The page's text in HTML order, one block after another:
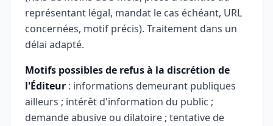
représentant légal, mandat le cas échéant, URL
concernées, motif précis). Traitement dans un
délai adapté.
Motifs possibles de refus à la discrétion de
l'Éditeur : informations demeurant publiques
ailleurs ; intérêt d'information du public ;
demande abusive ou dilatoire ; tentative de